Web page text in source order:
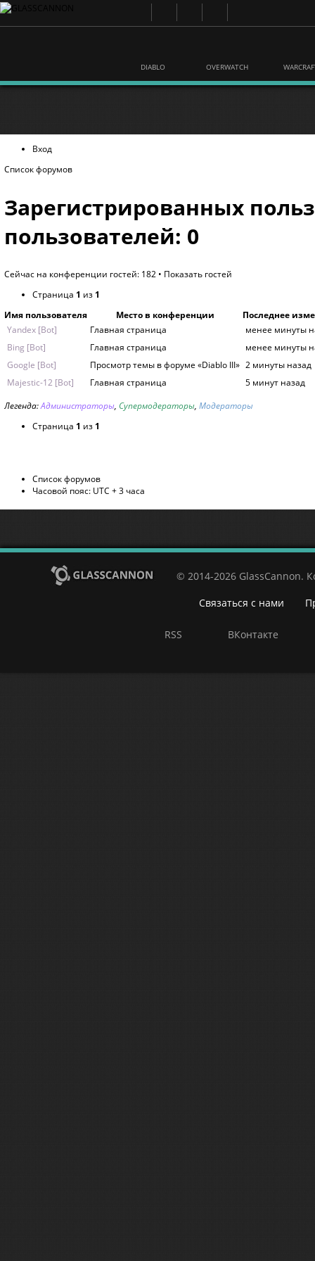
DIABLO OVERWATCH
Вход
Список форумов
Зарегистрированных
пользователей: 0
Сейчас на конференции гостей: 182 • Показать гостей
Страница 1 из 1
Имя пользователя
Место в конференции
Последнее
Yandex [Bot]
Главная страница
менее минуты
Bing [Bot]
Главная страница
менее минуты
Google [Bot]
Просмотр темы в форуме «Diablo III» 2 минуты назад
Majestic-12 [Bot]
Главная страница
5 минут назад
Легенда:Администраторы, Супермодераторы, Модераторы
Страница 1 из 1
Список форумов
Часовой пояс: UTC + 3 часа
© 2014-2026 GlassCannon.
Связаться с нами
RSS ВКонтакте